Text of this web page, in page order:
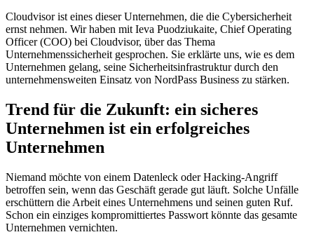
Cloudvisor ist eines dieser Unternehmen, die die Cybersicherheit
ernst nehmen. Wir haben mit Ieva Puodziukaite, Chief Operating
Officer (COO) bei Cloudvisor, über das Thema
Unternehmenssicherheit gesprochen. Sie erklärte uns, wie es dem
Unternehmen gelang, seine Sicherheitsinfrastruktur durch den
unternehmensweiten Einsatz von NordPass Business zu stärken.
Trend für die Zukunft: ein sicheres
Unternehmen ist ein erfolgreiches
Unternehmen
Niemand möchte von einem Datenleck oder Hacking-Angriff
betroffen sein, wenn das Geschäft gerade gut läuft. Solche Unfälle
erschüttern die Arbeit eines Unternehmens und seinen guten Ruf.
Schon ein einziges kompromittiertes Passwort könnte das gesamte
Unternehmen vernichten.